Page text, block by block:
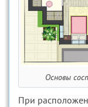
Основы
При